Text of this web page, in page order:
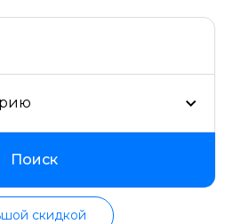
в актуальном состоянии.
Поиск
скидкой